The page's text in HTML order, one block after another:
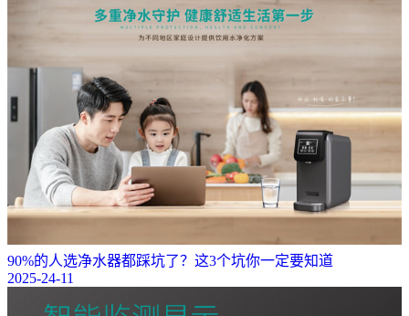
90%的人选净水器都踩坑了？这3个坑你一定要知道
2025-24-11